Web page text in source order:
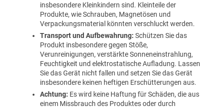
insbesondere Kleinkindern sind. Kleinteile der
Produkte, wie Schrauben, Magnetösen und
Verpackungsmaterial könnten verschluckt werden.
Transport und Aufbewahrung: Schützen Sie das
Produkt insbesondere gegen Stöße,
Verunreinigungen, verstärkte Sonneneinstrahlung,
Feuchtigkeit und elektrostatische Aufladung. Lassen
Sie das Gerät nicht fallen und setzen Sie das Gerät
insbesondere keinen heftigen Erschütterungen aus.
Achtung: Es wird keine Haftung für Schäden, die aus
einem Missbrauch des Produktes oder durch